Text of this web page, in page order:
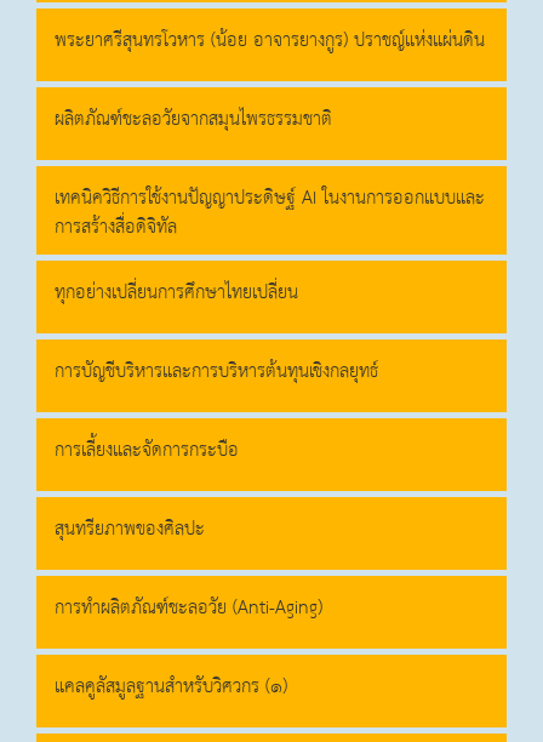
พระยาศรีสุนทรโวหาร (น้อย อาจารยางกูร) ปราชญ์แห่งแผ่นดิน
ผลิตภัณฑ์ชะลอวัยจากสมุนไพรธรรมชาติ
เทคนิควิธีการใช้งานปัญญาประดิษฐ์ AI ในงานการออกแบบและ
การสร้างสื่อดิจิทัล
ทุกอย่างเปลี่ยนการศึกษาไทยเปลี่ยน
การบัญชีบริหารและการบริหารต้นทุนเชิงกลยุทธ์
การเลี้ยงและจัดการกระบือ
สุนทรียภาพของศิลปะ
การทำผลิตภัณฑ์ชะลอวัย (Anti-Aging)
แคลคูลัสมูลฐานสำหรับวิศวกร (๑)